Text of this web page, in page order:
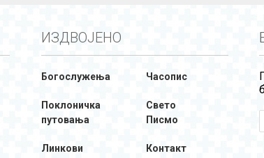
ИЗДВОЈЕНО
Богослужења Часопис
Поклоничка
путовања
Свето
Писмо
Линкови Контакт